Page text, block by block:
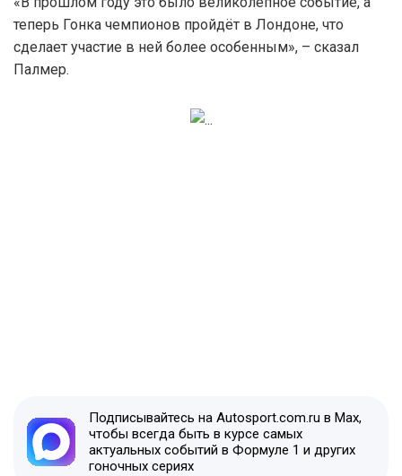
теперь Гонка чемпионов пройдёт в Лондоне, что
сделает участие в ней более особенным», – сказал
Палмер.
Подписывайтесь на Autosport.com.ru в Max,
чтобы всегда быть в курсе самых
актуальных событий в Формуле 1 и других
гоночных сериях